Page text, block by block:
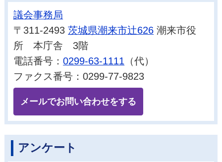
議会事務局
〒311-2493茨城県潮来市辻626 潮来市役
所 本庁舎 3階
電話番号：0299-63-1111 （代）
ファクス番号：0299-77-9823
メールでお問い合わせをする
アンケート